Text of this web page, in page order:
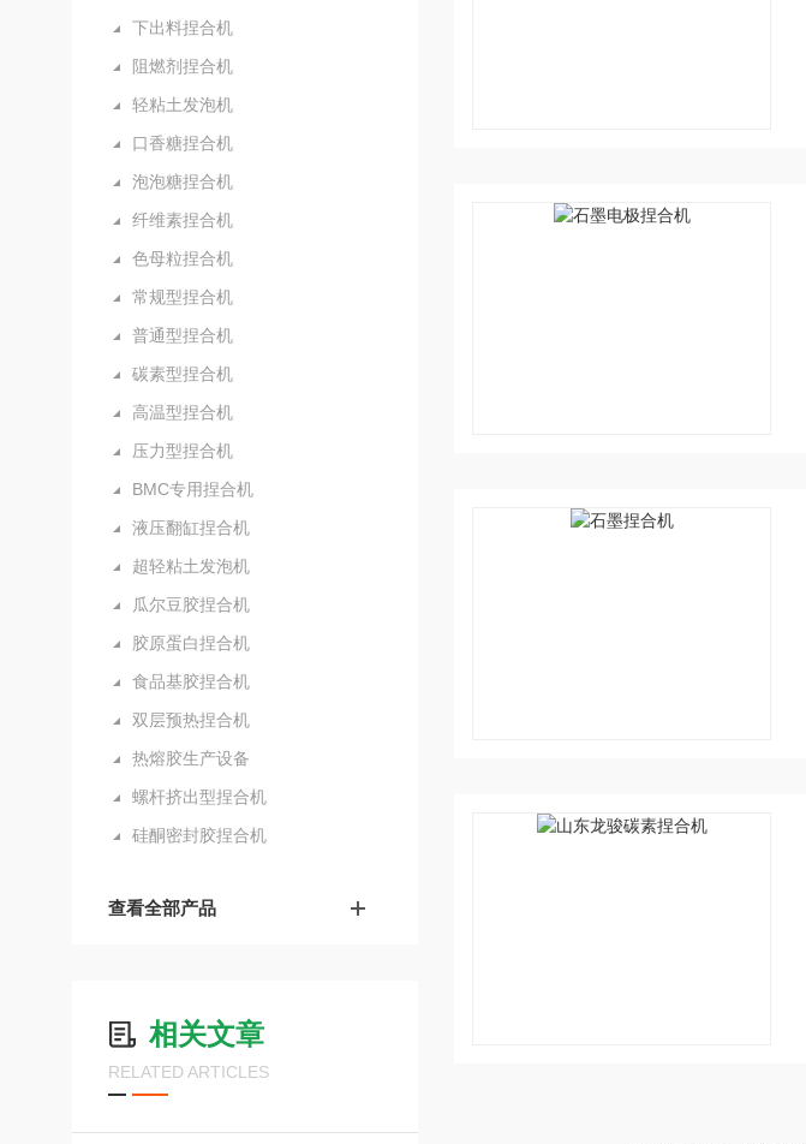
下出料捏合机
阻燃剂捏合机
轻粘土发泡机
口香糖捏合机
泡泡糖捏合机
纤维素捏合机
色母粒捏合机
常规型捏合机
普通型捏合机
碳素型捏合机
高温型捏合机
压力型捏合机
BMC专用捏合机
液压翻缸捏合机
超轻粘土发泡机
瓜尔豆胶捏合机
胶原蛋白捏合机
食品基胶捏合机
双层预热捏合机
热熔胶生产设备
螺杆挤出型捏合机
硅酮密封胶捏合机
查看全部产品
相关文章
RELATED ARTICLES